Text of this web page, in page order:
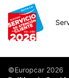
©Europcar 2026